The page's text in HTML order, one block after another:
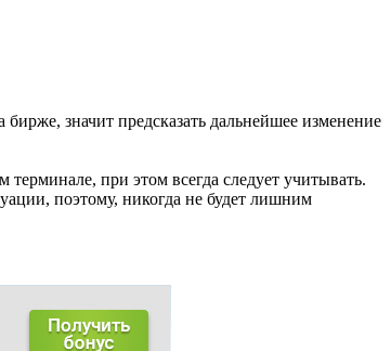
значит предсказать дальнейшее изменение
при этом всегда следует учитывать.
поэтому, никогда не будет лишним